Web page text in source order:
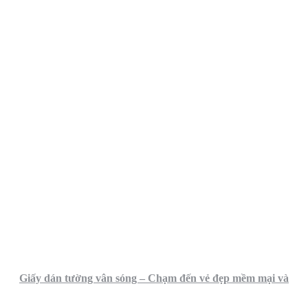
Giấy dán tường vân sóng – Chạm đến vẻ đẹp mềm mại và